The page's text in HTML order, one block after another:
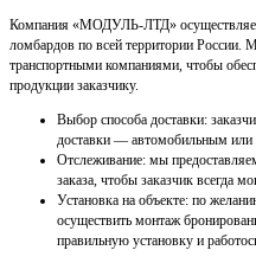
Компания «МОДУЛЬ-ЛТД»
ломбардов по всей территории России.
транспортными компаниями, чтобы
продукции заказчику.
Выбор способа доставки:
доставки — автомобильным
Отслеживание: мы
заказа, чтобы заказчик всегда
Установка на объекте: по
осуществить монтаж
правильную установку и